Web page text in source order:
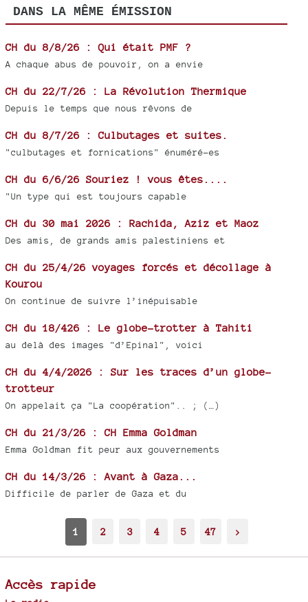
DANS LA MÊME ÉMISSION
CH du 8/8/26 : Qui était PMF ?
A chaque abus de pouvoir, on a envie
CH du 22/7/26 : La Révolution Thermique
Depuis le temps que nous rêvons de
CH du 8/7/26 : Culbutages et suites.
"culbutages et fornications" énuméré-es
CH du 6/6/26 Souriez ! vous êtes....
"Un type qui est toujours capable
CH du 30 mai 2026 : Rachida, Aziz et Maoz
Des amis, de grands amis palestiniens et
CH du 25/4/26 voyages forcés et décollage à
Kourou
On continue de suivre l’inépuisable
CH du 18/426 : Le globe-trotter à Tahiti
au delà des images "d’Epinal", voici
CH du 4/4/2026 : Sur les traces d’un globe-
trotteur
On appelait ça "La coopération".. ; (…)
CH du 21/3/26 : CH Emma Goldman
Emma Goldman fit peur aux gouvernements
CH du 14/3/26 : Avant à Gaza...
Difficile de parler de Gaza et du
1 2 3 4 5 47 >
Accès rapide